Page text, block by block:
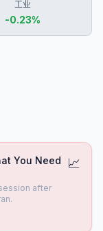
工业
-0.23%
You Need
after
📈